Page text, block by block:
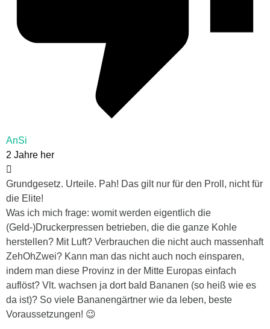
AnSi
2 Jahre her
Grundgesetz. Urteile. Pah! Das gilt nur für den Proll, nicht für
die Elite!
Was ich mich frage: womit werden eigentlich die
(Geld-)Druckerpressen betrieben, die die ganze Kohle
herstellen? Mit Luft? Verbrauchen die nicht auch massenhaft
ZehOhZwei? Kann man das nicht auch noch einsparen,
indem man diese Provinz in der Mitte Europas einfach
auflöst? Vlt. wachsen ja dort bald Bananen (so heiß wie es
da ist)? So viele Bananengärtner wie da leben, beste
Voraussetzungen! 😉